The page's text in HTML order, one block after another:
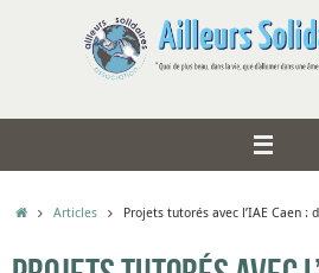
AccueilArticles Projets tutorés avec l’IAE Caen :